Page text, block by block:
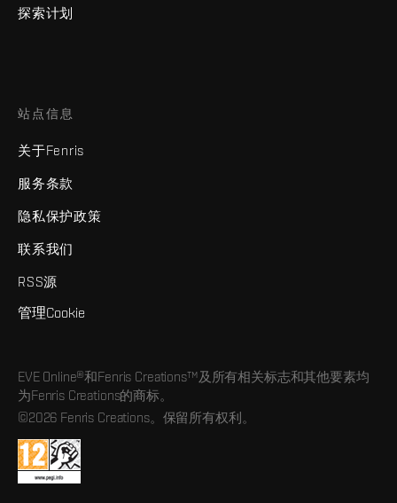
探索计划
站点信息
关于Fenris
服务条款
隐私保护政策
联系我们
RSS源
管理Cookie
EVE Online®和Fenris Creations™及所有相关标志和其他要素均
为Fenris Creations的商标。
©2026 Fenris Creations。保留所有权利。